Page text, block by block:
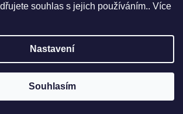
souhlas s jejich používáním.. Více
Nastavení
Souhlasím
od 10.8. budu expedovány 17.8.2026 z
vyhrazena.